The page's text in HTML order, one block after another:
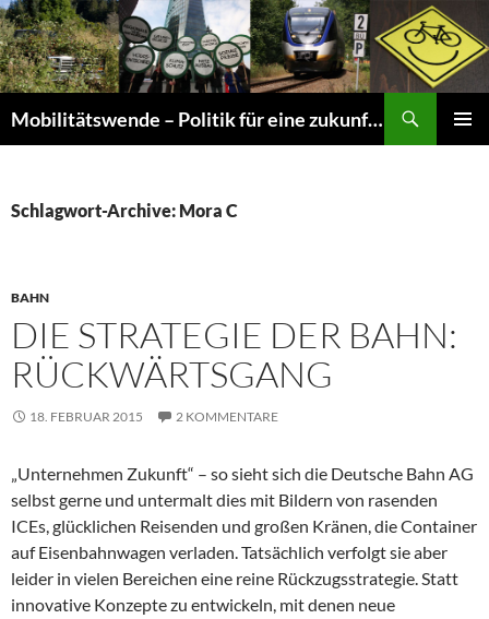
Mobilitätswende – Politik für eine zukunftsfähige Mobilität
Schlagwort-Archive: Mora C
BAHN
DIE STRATEGIE DER BAHN:
RÜCKWÄRTSGANG
18. FEBRUAR 2015 2 KOMMENTARE
„Unternehmen Zukunft“ – so sieht sich die Deutsche Bahn AG
selbst gerne und untermalt dies mit Bildern von rasenden
ICEs, glücklichen Reisenden und großen Kränen, die Container
auf Eisenbahnwagen verladen. Tatsächlich verfolgt sie aber
leider in vielen Bereichen eine reine Rückzugsstrategie. Statt
innovative Konzepte zu entwickeln, mit denen neue